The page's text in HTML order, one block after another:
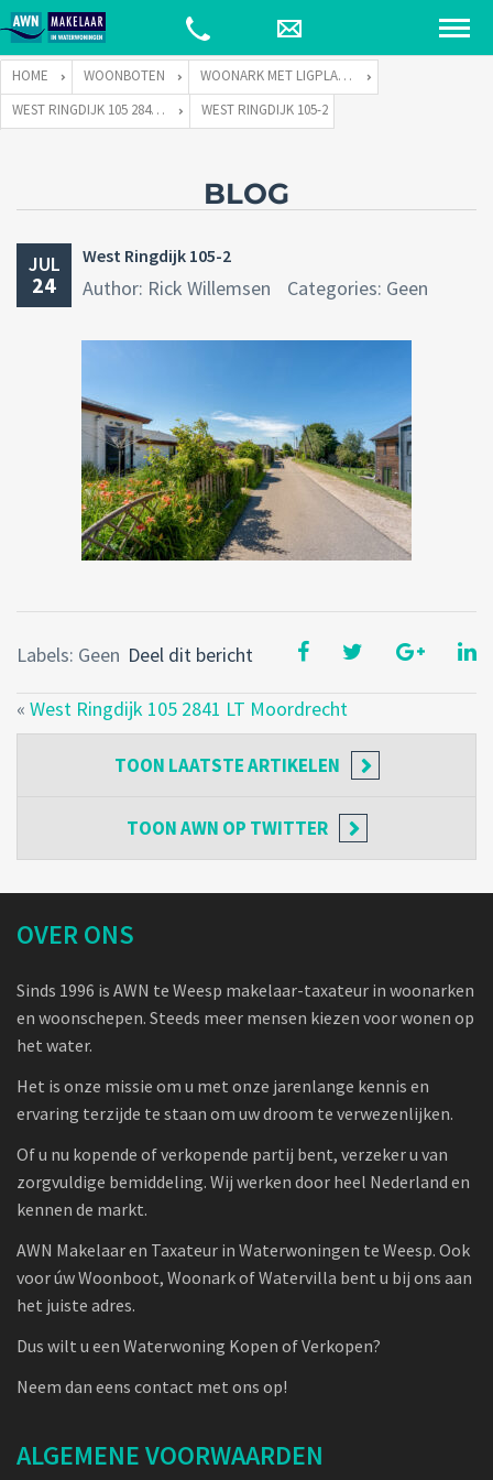
HOME WOONBOTEN
WOONARK MET LIGPLAATS
WEST RINGDIJK 105 2841 LT MOORDRECHT
WEST RINGDIJK 105-2
BLOG
JUL
24
West Ringdijk 105-2
Author: Rick Willemsen Categories: Geen
Deel dit bericht
Labels: Geen
« West Ringdijk 105 2841 LT Moordrecht
TOON LAATSTE ARTIKELEN
TOONAWN OP TWITTER
OVER ONS
Sinds 1996 is AWN te Weesp makelaar-taxateur in woonarken
en woonschepen. Steeds meer mensen kiezen voor wonen op
het water.
Het is onze missie om u met onze jarenlange kennis en
ervaring terzijde te staan om uw droom te verwezenlijken.
Of u nu kopende of verkopende partij bent, verzeker u van
zorgvuldige bemiddeling. Wij werken door heel Nederland en
kennen de markt.
AWN Makelaar en Taxateur in Waterwoningen te Weesp. Ook
voor úw Woonboot, Woonark of Watervilla bent u bij ons aan
het juiste adres.
Dus wilt u een Waterwoning Kopen of Verkopen?
Neem dan eens contact met ons op!
ALGEMENE VOORWAARDEN